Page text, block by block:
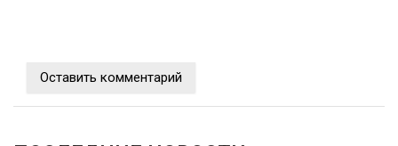
Оставить комментарий